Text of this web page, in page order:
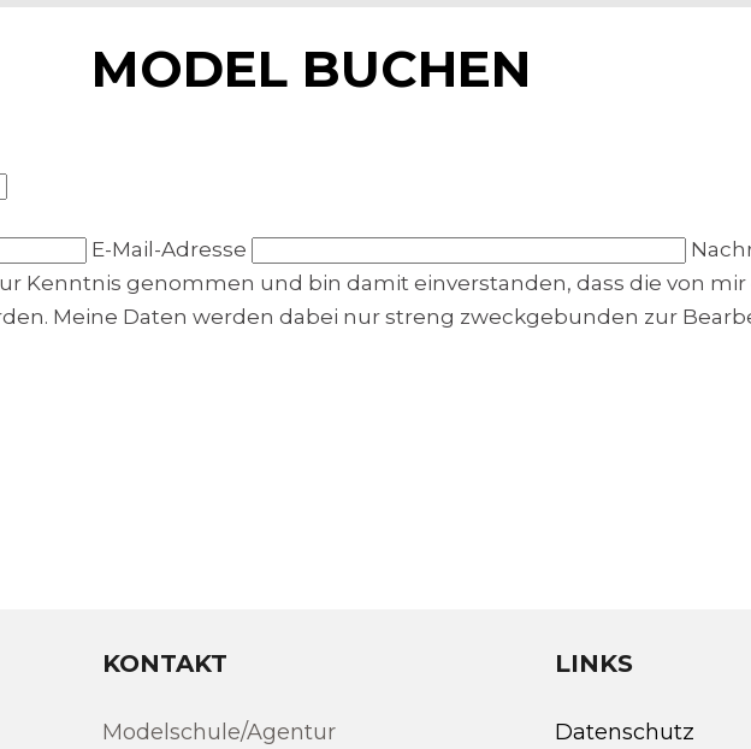
MODEL BUCHEN
E-Mail-Adresse
Kenntnis genommen und bin damit einverstanden, dass die von
Meine Daten werden dabei nur streng zweckgebunden zur
KONTAKT
Modelschule/Agentur
LINKS
Datenschutz